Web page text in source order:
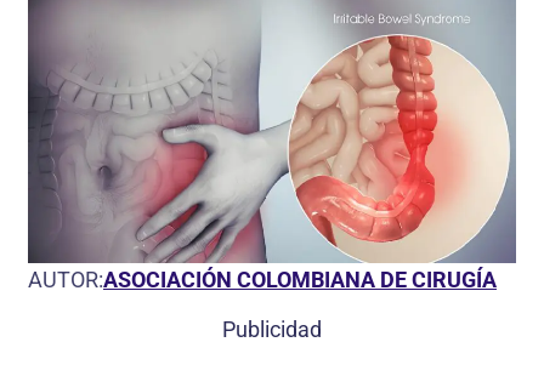
AUTOR:ASOCIACIÓN COLOMBIANA DE CIRUGÍA
Publicidad